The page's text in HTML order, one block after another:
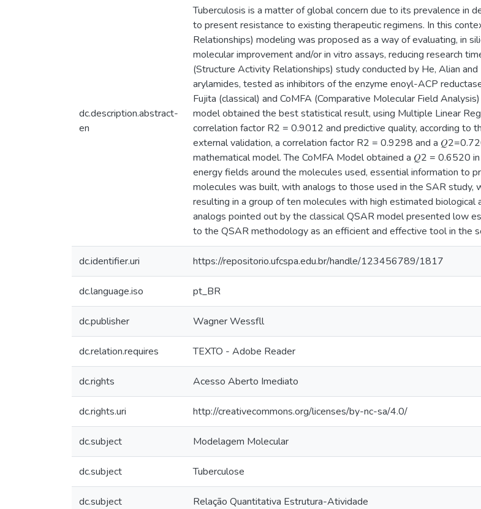
dc.description.abstract-
en
Tuberculosis is a matter of global concern due to its prevalence in
to present resistance to existing therapeutic regimens. In this
Relationships) modeling was proposed as a way of evaluating, in
molecular improvement and/or in vitro assays, reducing research
(Structure Activity Relationships) study conducted by He, Alian
arylamides, tested as inhibitors of the enzyme enoyl-ACP
Fujita (classical) and CoMFA (Comparative Molecular Field
model obtained the best statistical result, using Multiple Linear
correlation factor R2 = 0.9012 and predictive quality, according to
external validation, a correlation factor R2 = 0.9298 and a
mathematical model. The CoMFA Model obtained a 𝑄2 = 0.6520
energy fields around the molecules used, essential information to
molecules was built, with analogs to those used in the SAR study,
resulting in a group of ten molecules with high estimated
analogs pointed out by the classical QSAR model presented low
to the QSAR methodology as an efficient and effective tool in the
dc.identifier.uri https://repositorio.ufcspa.edu.br/handle/123456789/1817
dc.language.iso pt_BR
dc.publisher Wagner Wessfll
dc.relation.requires TEXTO - Adobe Reader
dc.rights Acesso Aberto Imediato
dc.rights.uri http://creativecommons.org/licenses/by-nc-sa/4.0/
dc.subject Modelagem Molecular
dc.subject Tuberculose
dc.subject Relação Quantitativa Estrutura-Atividade